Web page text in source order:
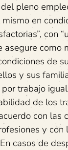
pleno
en
con
asegure como
de
y sus
trabajo
de los
con las
y con
casos de